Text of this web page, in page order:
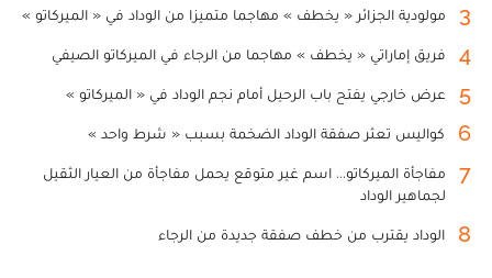
3 مولودية الجزائر « يخطف » مهاجما متميزا من الوداد في « الميركاتو »
4 فريق إماراتي « يخطف » مهاجما من الرجاء في الميركاتو الصيفي
5 عرض خارجي يفتح باب الرحيل أمام نجم الوداد في « الميركاتو »
6 كواليس تعثر صفقة الوداد الضخمة بسبب « شرط واحد »
7
مفاجأة الميركاتو... اسم غير متوقع يحمل مفاجأة من العيار الثقيل
لجماهير الوداد
8 الوداد يقترب من خطف صفقة جديدة من الرجاء